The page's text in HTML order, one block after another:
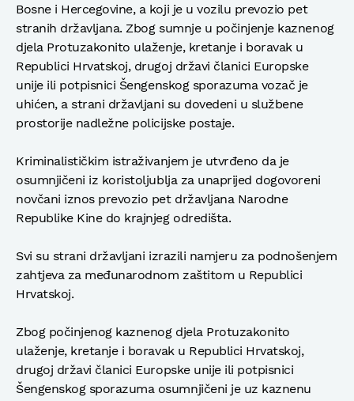
Bosne i Hercegovine, a koji je u vozilu prevozio pet
stranih državljana. Zbog sumnje u počinjenje kaznenog
djela Protuzakonito ulaženje, kretanje i boravak u
Republici Hrvatskoj, drugoj državi članici Europske
unije ili potpisnici Šengenskog sporazuma vozač je
uhićen, a strani državljani su dovedeni u službene
prostorije nadležne policijske postaje.
Kriminalističkim istraživanjem je utvrđeno da je
osumnjičeni iz koristoljublja za unaprijed dogovoreni
novčani iznos prevozio pet državljana Narodne
Republike Kine do krajnjeg odredišta.
Svi su strani državljani izrazili namjeru za podnošenjem
zahtjeva za međunarodnom zaštitom u Republici
Hrvatskoj.
Zbog počinjenog kaznenog djela Protuzakonito
ulaženje, kretanje i boravak u Republici Hrvatskoj,
drugoj državi članici Europske unije ili potpisnici
Šengenskog sporazuma osumnjičeni je uz kaznenu